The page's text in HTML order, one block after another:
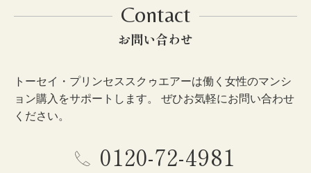
Contact
お問い合わせ
トーセイ・プリンセススクゥエアーは働く女性のマンシ
ョン購入をサポートします。 ぜひお気軽にお問い合わせ
ください。
0120-72-4981